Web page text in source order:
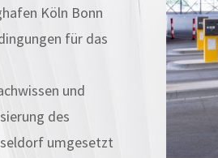
Köln Bonn
für das
und
des
umgesetzt